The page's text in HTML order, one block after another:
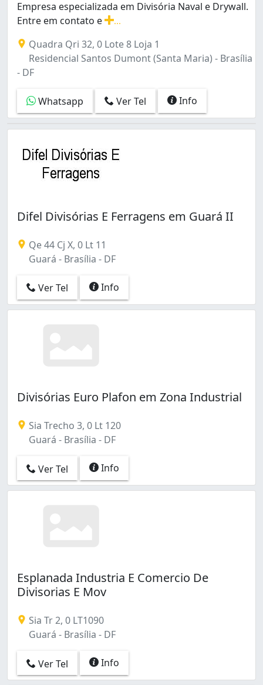
Setor de Habitações Individuais Norte (1)
Sobradinho (4)
São Sebastião (1)
Taguatinga (14)
Taguatinga Norte (1)
Vila São José (Brazlândia) (1)
Zona Industrial (Guará) (2)
Empresa especializada em Divisória Naval e Drywall.
Entre em contato e
Quadra Qri 32, 0 Lote 8 Loja 1
Residencial Santos Dumont (Santa Maria) - Brasília
- DF
Whatsapp Ver Tel Info
Difel Divisórias E Ferragens em Guará II
Qe 44 Cj X, 0 Lt 11
Guará - Brasília - DF
Ver Tel Info
Divisórias Euro Plafon em Zona Industrial
Sia Trecho 3, 0 Lt 120
Guará - Brasília - DF
Ver Tel Info
Esplanada Industria E Comercio De
Divisorias E Mov
Sia Tr 2, 0 LT1090
Guará - Brasília - DF
Ver Tel Info